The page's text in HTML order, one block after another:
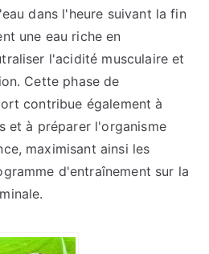
dans l'heure suivant la fin
une eau riche en
l'acidité musculaire et
Cette phase de
contribue également à
et à préparer l'organisme
maximisant ainsi les
d'entraînement sur la